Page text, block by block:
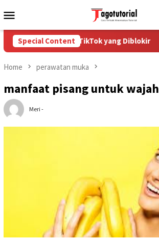
to
Menu
Special Content
Mengatasi Akun TikTok yang Diblokir
Home perawatan muka
manfaat pisang untuk wajah
Meri -